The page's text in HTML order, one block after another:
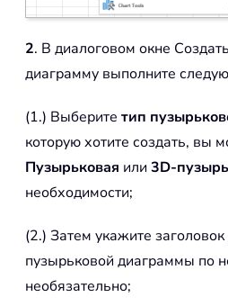
2. В диалоговом окне
диаграмму выполните
(1.) Выберите тип
которую хотите создать, вы
Пузырьковая или 3D-
необходимости;
(2.) Затем укажите
пузырьковой диаграммы по
необязательно;